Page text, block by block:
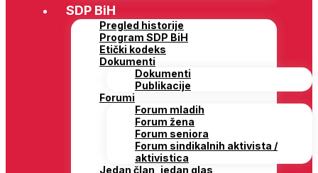
SDP BiH
Pregled historije
Program SDP BiH
Etički kodeks
Dokumenti
Dokumenti
Publikacije
Forumi
Forum mladih
Forum žena
Forum seniora
Forum sindikalnih aktivista /
aktivistica
Jedan član, jedan glas